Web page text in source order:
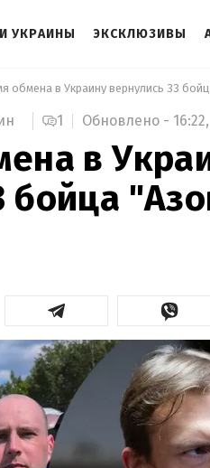
УКРАИНЫ ЭКСКЛЮЗИВЫ
обмена в Украину вернулись 33
1 Обновлено - 16:22,
в
бойца